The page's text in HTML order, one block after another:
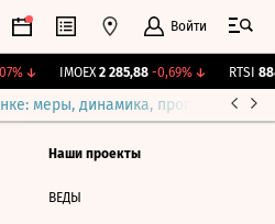
Войти
↓ IMOEX 2 285,88 -0,69%↓ RTSI
меры, динамика, прогнозы
Наши проекты
ВЕДЫ